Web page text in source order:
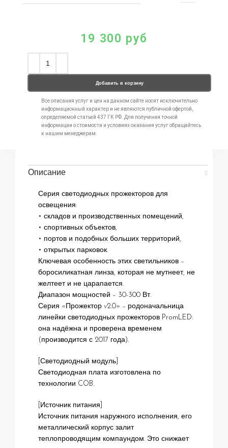
19 300 руб
Добавить в корзину
Все описания услуг и цен на данном сайте носят исключительно
информационный характер и не являются публичной офертой,
определяемой статьей 437 ГК РФ. Для получения точной
информации о стоимости и условиях оказания услуг обращайтесь
к нашим менеджерам.
Описание
Серия светодиодных прожекторов для
освещения:
• складов и производственных помещений,
• спортивных объектов,
• портов и подобных больших территорий,
• открытых парковок.
Ключевая особенность этих светильников –
боросиликатная линза, которая не мутнеет, не
желтеет и не царапается.
Диапазон мощностей – 30-300 Вт.
Серия «Прожектор v2.0» – родоначальница
линейки светодиодных прожекторов PromLED:
она надёжна и проверена временем
(производится с 2017 года).
[Светодиодный модуль]
Светодиодная плата изготовлена по
технологии COB.
[Источник питания]
Источник питания наружного исполнения, его
металлический корпус залит
теплопроводящим компаундом. Это снижает